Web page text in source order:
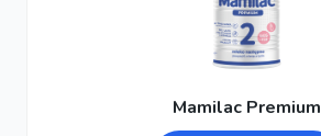
Mamilac Premium